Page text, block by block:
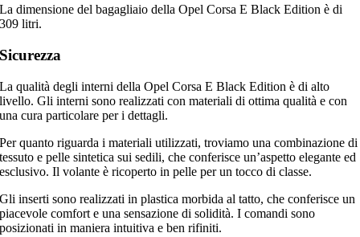
La dimensione del bagagliaio della Opel Corsa E Black Edition è di
309 litri.
Sicurezza
La qualità degli interni della Opel Corsa E Black Edition è di alto
livello. Gli interni sono realizzati con materiali di ottima qualità e con
una cura particolare per i dettagli.
Per quanto riguarda i materiali utilizzati, troviamo una combinazione di
tessuto e pelle sintetica sui sedili, che conferisce un’aspetto elegante ed
esclusivo. Il volante è ricoperto in pelle per un tocco di classe.
Gli inserti sono realizzati in plastica morbida al tatto, che conferisce un
piacevole comfort e una sensazione di solidità. I comandi sono
posizionati in maniera intuitiva e ben rifiniti.